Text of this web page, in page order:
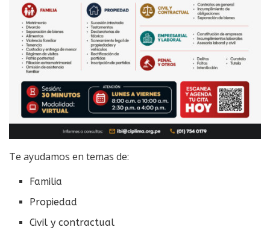
Te ayudamos en temas de:
Familia
Propiedad
Civil y contractual